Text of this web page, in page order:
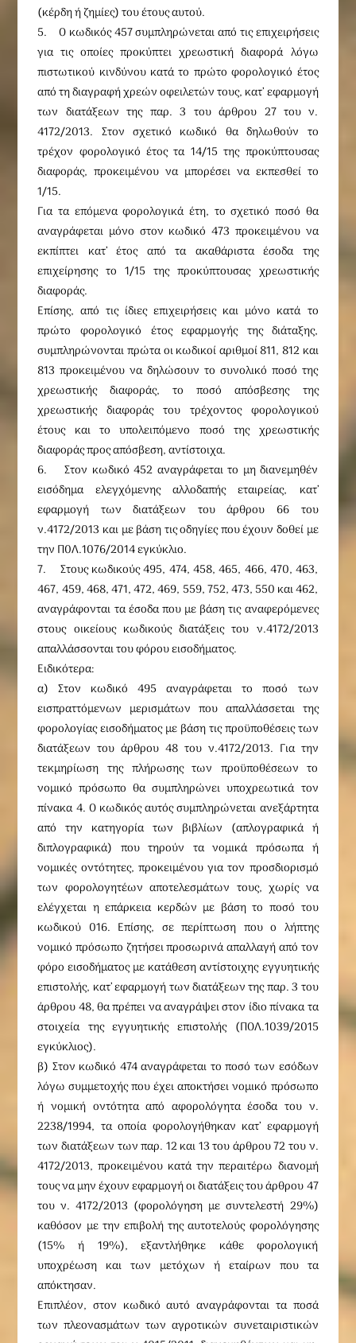
(κέρδη ή ζημίες) του έτους αυτού.
5. Ο κωδικός 457 συμπληρώνεται από τις επιχειρήσεις
για τις οποίες προκύπτει χρεωστική διαφορά λόγω
πιστωτικού κινδύνου κατά το πρώτο φορολογικό έτος
από τη διαγραφή χρεών οφειλετών τους, κατ’ εφαρμογή
των διατάξεων της παρ. 3 του άρθρου 27 του ν.
4172/2013. Στον σχετικό κωδικό θα δηλωθούν το
τρέχον φορολογικό έτος τα 14/15 της προκύπτουσας
διαφοράς, προκειμένου να μπορέσει να εκπεσθεί το
1/15.
Για τα επόμενα φορολογικά έτη, το σχετικό ποσό θα
αναγράφεται μόνο στον κωδικό 473 προκειμένου να
εκπίπτει κατ’ έτος από τα ακαθάριστα έσοδα της
επιχείρησης το 1/15 της προκύπτουσας χρεωστικής
διαφοράς.
Επίσης, από τις ίδιες επιχειρήσεις και μόνο κατά το
πρώτο φορολογικό έτος εφαρμογής της διάταξης,
συμπληρώνονται πρώτα οι κωδικοί αριθμοί 811, 812 και
813 προκειμένου να δηλώσουν το συνολικό ποσό της
χρεωστικής διαφοράς, το ποσό απόσβεσης της
χρεωστικής διαφοράς του τρέχοντος φορολογικού
έτους και το υπολειπόμενο ποσό της χρεωστικής
διαφοράς προς απόσβεση, αντίστοιχα.
6. Στον κωδικό 452 αναγράφεται το μη διανεμηθέν
εισόδημα ελεγχόμενης αλλοδαπής εταιρείας, κατ’
εφαρμογή των διατάξεων του άρθρου 66 του
ν.4172/2013 και με βάση τις οδηγίες που έχουν δοθεί με
την Π0Λ.1076/2014 εγκύκλιο.
7. Στους κωδικούς 495, 474, 458, 465, 466, 470, 463,
467, 459, 468, 471, 472, 469, 559, 752, 473, 550 και 462,
αναγράφονται τα έσοδα που με βάση τις αναφερόμενες
στους οικείους κωδικούς διατάξεις του ν.4172/2013
απαλλάσσονται του φόρου εισοδήματος.
Ειδικότερα:
α) Στον κωδικό 495 αναγράφεται το ποσό των
εισπραττόμενων μερισμάτων που απαλλάσσεται της
φορολογίας εισοδήματος με βάση τις προϋποθέσεις των
διατάξεων του άρθρου 48 του ν.4172/2013. Για την
τεκμηρίωση της πλήρωσης των προϋποθέσεων το
νομικό πρόσωπο θα συμπληρώνει υποχρεωτικά τον
πίνακα 4. Ο κωδικός αυτός συμπληρώνεται ανεξάρτητα
από την κατηγορία των βιβλίων (απλογραφικά ή
διπλογραφικά) που τηρούν τα νομικά πρόσωπα ή
νομικές οντότητες, προκειμένου για τον προσδιορισμό
των φορολογητέων αποτελεσμάτων τους, χωρίς να
ελέγχεται η επάρκεια κερδών με βάση το ποσό του
κωδικού 016. Επίσης, σε περίπτωση που ο λήπτης
νομικό πρόσωπο ζητήσει προσωρινά απαλλαγή από τον
φόρο εισοδήματος με κατάθεση αντίστοιχης εγγυητικής
επιστολής, κατ’ εφαρμογή των διατάξεων της παρ. 3 του
άρθρου 48, θα πρέπει να αναγράψει στον ίδιο πίνακα τα
στοιχεία της εγγυητικής επιστολής (ΠΟΛ.1039/2015
εγκύκλιος).
β) Στον κωδικό 474 αναγράφεται το ποσό των εσόδων
λόγω συμμετοχής που έχει αποκτήσει νομικό πρόσωπο
ή νομική οντότητα από αφορολόγητα έσοδα του ν.
2238/1994, τα οποία φορολογήθηκαν κατ’ εφαρμογή
των διατάξεων των παρ. 12 και 13 του άρθρου 72 του ν.
4172/2013, προκειμένου κατά την περαιτέρω διανομή
τους να μην έχουν εφαρμογή οι διατάξεις του άρθρου 47
του ν. 4172/2013 (φορολόγηση με συντελεστή 29%)
καθόσον με την επιβολή της αυτοτελούς φορολόγησης
(15% ή 19%), εξαντλήθηκε κάθε φορολογική
υποχρέωση και των μετόχων ή εταίρων που τα
απόκτησαν.
Επιπλέον, στον κωδικό αυτό αναγράφονται τα ποσά
των πλεονασμάτων των αγροτικών συνεταιριστικών